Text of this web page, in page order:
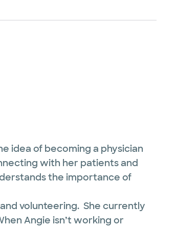
idea of becoming a physician
with her patients and
the importance of
volunteering. She currently
Angie isn’t working or